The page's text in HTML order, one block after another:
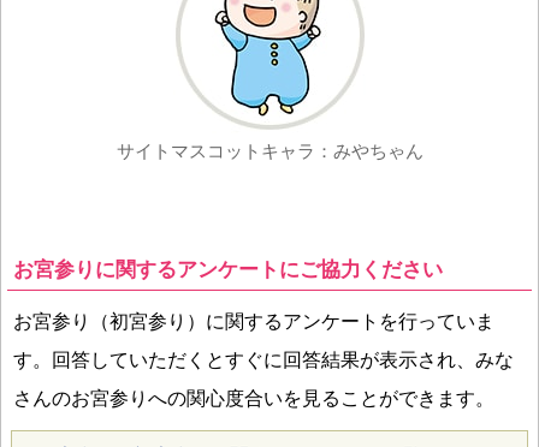
サイトマスコットキャラ：みやちゃん
お宮参りに関するアンケートにご協力ください
お宮参り（初宮参り）に関するアンケートを行っていま
す。回答していただくとすぐに回答結果が表示され、みな
さんのお宮参りへの関心度合いを見ることができます。